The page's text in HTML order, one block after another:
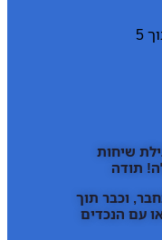
תוך
הנכדים